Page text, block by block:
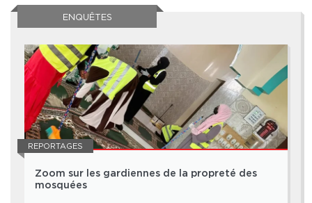
ENQUÊTES
REPORTAGES
Zoom sur les gardiennes de la propreté des
mosquées